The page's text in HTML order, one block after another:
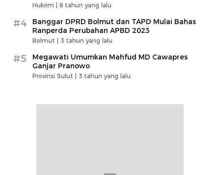
Hukrim | 8 tahun yang lalu
#4
Banggar DPRD Bolmut dan TAPD Mulai Bahas
Ranperda Perubahan APBD 2023
Bolmut | 3 tahun yang lalu
#5
Megawati Umumkan Mahfud MD Cawapres
Ganjar Pranowo
Provinsi Sulut | 3 tahun yang lalu